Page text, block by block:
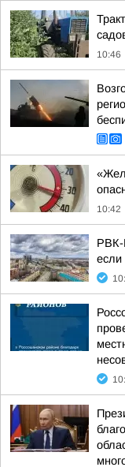
10:46
10:42
РВК-
если